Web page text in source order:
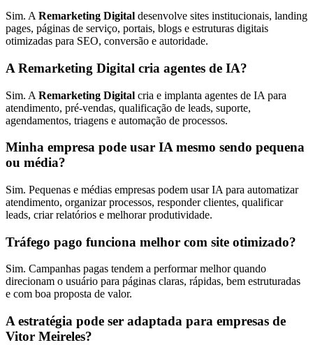
Sim. A Remarketing Digital desenvolve sites institucionais, landing
pages, páginas de serviço, portais, blogs e estruturas digitais
otimizadas para SEO, conversão e autoridade.
A Remarketing Digital cria agentes de IA?
Sim. A Remarketing Digital cria e implanta agentes de IA para
atendimento, pré-vendas, qualificação de leads, suporte,
agendamentos, triagens e automação de processos.
Minha empresa pode usar IA mesmo sendo pequena
ou média?
Sim. Pequenas e médias empresas podem usar IA para automatizar
atendimento, organizar processos, responder clientes, qualificar
leads, criar relatórios e melhorar produtividade.
Tráfego pago funciona melhor com site otimizado?
Sim. Campanhas pagas tendem a performar melhor quando
direcionam o usuário para páginas claras, rápidas, bem estruturadas
e com boa proposta de valor.
A estratégia pode ser adaptada para empresas de
Vitor Meireles?